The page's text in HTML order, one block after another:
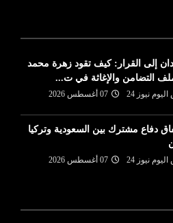
إلى القرار: كيف تقود زهرة محمد
التضامن والإغاثة في ت...
نيوز 24 07 أغسطس 2026
دفاع مشترك بين السعودية وتركيا
نيوز 24 07 أغسطس 2026